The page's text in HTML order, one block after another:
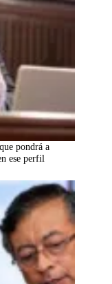
pondrá a
ese perfil